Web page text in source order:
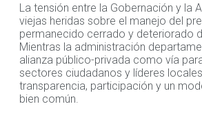
La tensión entre la Gobernación y la
viejas heridas sobre el manejo del
permanecido cerrado y deteriorado
Mientras la administración
alianza público-privada como vía
sectores ciudadanos y líderes
transparencia, participación y un
bien común.